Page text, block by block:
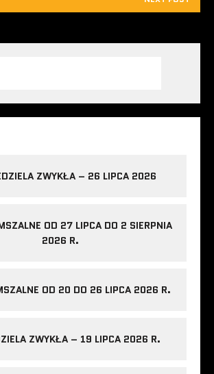
ZWYKŁA – 26 LIPCA 2026
OD 27 LIPCA DO 2 SIERPNIA
2026 R.
OD 20 DO 26 LIPCA 2026 R.
ZWYKŁA – 19 LIPCA 2026 R.